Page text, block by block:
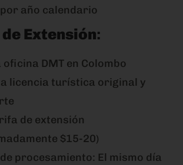
año calendario
Extensión:
oficina DMT en Colombo
licencia turística original y
de extensión
$15-20)
procesamiento: El mismo día